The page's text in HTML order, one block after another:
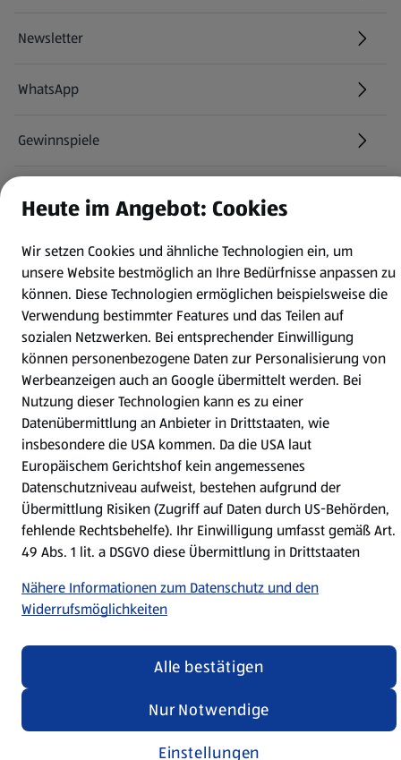
Newsletter
WhatsApp
Gewinnspiele
Meine Meinung. Mein HOFER.
Gutscheingroßbestellung
(öffnet in einem neuen Tab)
Folge uns hier:
Jetzt die HOFER App downloaden
Datenschutz- und Richtlinienmenü
Datenschutzhinweis &
Security Policy
(öffnet in einem neuen Tab)
Cookie-Einstellungen
Heute im Angebot: Cookies
Wir setzen Cookies und ähnliche Technologien ein, um
unsere Website bestmöglich an Ihre Bedürfnisse anpassen zu
können. Diese Technologien ermöglichen beispielsweise die
Verwendung bestimmter Features und das Teilen auf
sozialen Netzwerken. Bei entsprechender Einwilligung
können personenbezogene Daten zur Personalisierung von
Werbeanzeigen auch an Google übermittelt werden. Bei
Nutzung dieser Technologien kann es zu einer
Datenübermittlung an Anbieter in Drittstaaten, wie
insbesondere die USA kommen. Da die USA laut
Europäischem Gerichtshof kein angemessenes
Datenschutzniveau aufweist, bestehen aufgrund der
Übermittlung Risiken (Zugriff auf Daten durch US-Behörden,
fehlende Rechtsbehelfe). Ihr Einwilligung umfasst gemäß Art.
49 Abs. 1 lit. a DSGVO diese Übermittlung in Drittstaaten
Nähere Informationen zum Datenschutz und den
Widerrufsmöglichkeiten
Einstellungen
Nur Notwendige
Alle bestätigen